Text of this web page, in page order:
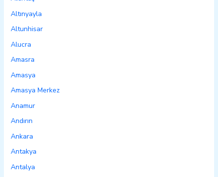
Altınyayla
Altunhisar
Alucra
Amasra
Amasya
Amasya Merkez
Anamur
Andırın
Ankara
Antakya
Antalya